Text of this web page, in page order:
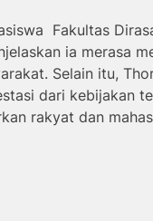
Fakultas
ia merasa
Selain itu,
dari kebijakan
rakyat dan